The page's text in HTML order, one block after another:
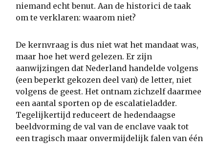
niemand echt benut. Aan de historici de taak
om te verklaren: waarom niet?
De kernvraag is dus niet wat het mandaat was,
maar hoe het werd gelezen. Er zijn
aanwijzingen dat Nederland handelde volgens
(een beperkt gekozen deel van) de letter, niet
volgens de geest. Het ontnam zichzelf daarmee
een aantal sporten op de escalatieladder.
Tegelijkertijd reduceert de hedendaagse
beeldvorming de val van de enclave vaak tot
een tragisch maar onvermijdelijk falen van één